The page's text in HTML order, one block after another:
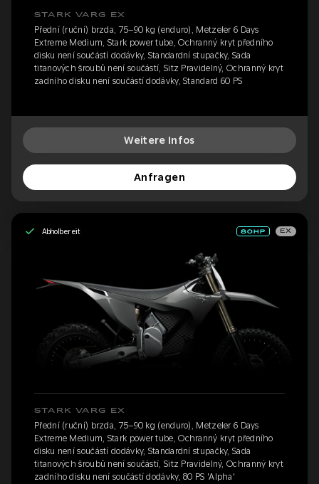
STARK VARG EX
Přední (ruční) brzda, 75–90 kg (enduro), Metzeler 6 Days
Extreme Medium, Stark power tube, Ochranný kryt předního
disku není součástí dodávky, Standardní stupačky, Sada
titanových šroubů není součástí, Sitz Pravidelný, Ochranný kryt
zadního disku není součástí dodávky, Standard 60 PS
Weitere Infos
Anfragen
Abholbereit EX
STARK VARG EX
Přední (ruční) brzda, 75–90 kg (enduro), Metzeler 6 Days
Extreme Medium, Stark power tube, Ochranný kryt předního
disku není součástí dodávky, Standardní stupačky, Sada
titanových šroubů není součástí, Sitz Pravidelný, Ochranný kryt
zadního disku není součástí dodávky, 80 PS 'Alpha'